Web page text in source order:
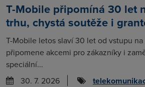
T-Mobile připomíná 30 let
trhu, chystá soutěže i
T-Mobile letos slaví 30 let od vstupu
připomene akcemi pro zákazníky i
speciální...
30. 7. 2026